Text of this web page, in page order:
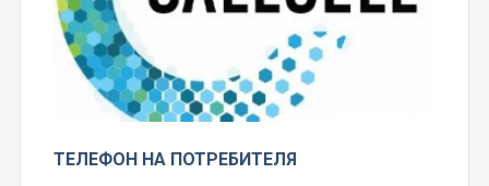
ТЕЛЕФОН НА ПОТРЕБИТЕЛЯ